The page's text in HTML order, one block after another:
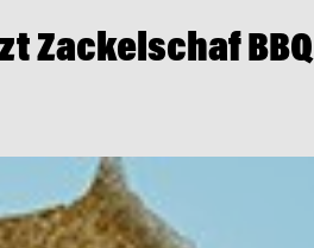
Zackelschaf BBQ